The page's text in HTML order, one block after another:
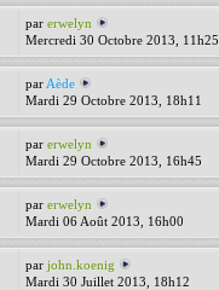
parerwelyn
Mercredi 30 Octobre 2013, 11h25
par Aède
Mardi 29 Octobre 2013, 18h11
parerwelyn
Mardi 29 Octobre 2013, 16h45
parerwelyn
Mardi 06 Août 2013, 16h00
parjohn.koenig
Mardi 30 Juillet 2013, 18h12